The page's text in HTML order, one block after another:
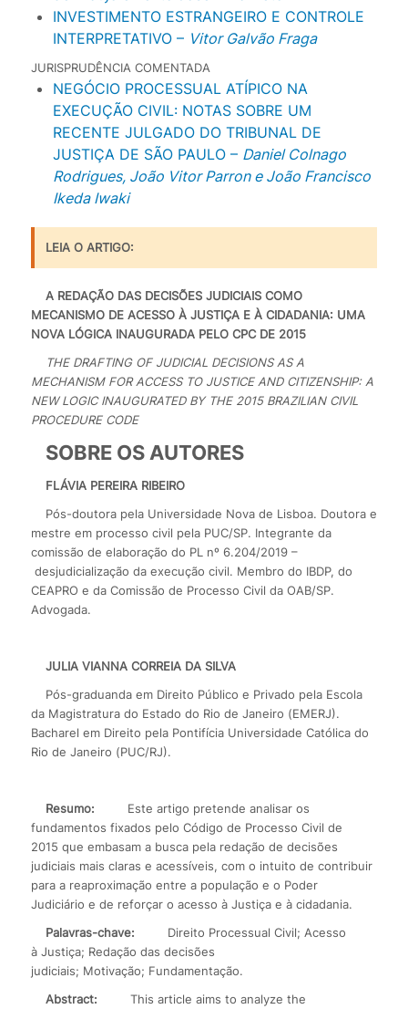
INVESTIMENTO ESTRANGEIRO E CONTROLE
INTERPRETATIVO – Vitor Galvão Fraga
JURISPRUDÊNCIA COMENTADA
NEGÓCIO PROCESSUAL ATÍPICO NA
EXECUÇÃO CIVIL: NOTAS SOBRE UM
RECENTE JULGADO DO TRIBUNAL DE
JUSTIÇA DE SÃO PAULO – Daniel Colnago
Rodrigues, João Vitor Parron e João Francisco
Ikeda Iwaki
LEIA O ARTIGO:
A REDAÇÃO DAS DECISÕES JUDICIAIS COMO
MECANISMO DE ACESSO À JUSTIÇA E À CIDADANIA: UMA
NOVA LÓGICA INAUGURADA PELO CPC DE 2015
THE DRAFTING OF JUDICIAL DECISIONS AS A
MECHANISM FOR ACCESS TO JUSTICE AND CITIZENSHIP: A
NEW LOGIC INAUGURATED BY THE 2015 BRAZILIAN CIVIL
PROCEDURE CODE
SOBRE OS AUTORES
FLÁVIA PEREIRA RIBEIRO
Pós-doutora pela Universidade Nova de Lisboa. Doutora e
mestre em processo civil pela PUC/SP. Integrante da
comissão de elaboração do PL nº 6.204/2019 –
desjudicialização da execução civil. Membro do IBDP, do
CEAPRO e da Comissão de Processo Civil da OAB/SP.
Advogada.
JULIA VIANNA CORREIA DA SILVA
Pós-graduanda em Direito Público e Privado pela Escola
da Magistratura do Estado do Rio de Janeiro (EMERJ).
Bacharel em Direito pela Pontifícia Universidade Católica do
Rio de Janeiro (PUC/RJ).
Resumo:
Este artigo pretende analisar os
fundamentos fixados pelo Código de Processo Civil de
2015 que embasam a busca pela redação de decisões
judiciais mais claras e acessíveis, com o intuito de contribuir
para a reaproximação entre a população e o Poder
Judiciário e de reforçar o acesso à Justiça e à cidadania.
Palavras-chave:
Direito Processual Civil; Acesso
à Justiça; Redação das decisões
judiciais; Motivação; Fundamentação.
Abstract:
This article aims to analyze the